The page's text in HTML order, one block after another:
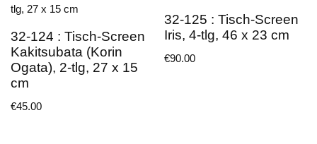
32-124 : Tisch-Screen
Kakitsubata (Korin
Ogata), 2-tlg, 27 x 15
cm
€45.00
32-125 : Tisch-Screen
Iris, 4-tlg, 46 x 23 cm
€90.00